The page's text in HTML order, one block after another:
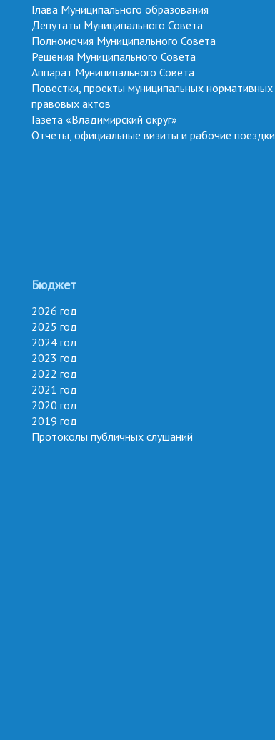
Глава Муниципального образования
Депутаты Муниципального Совета
Полномочия Муниципального Совета
Решения Муниципального Совета
Аппарат Муниципального Совета
Повестки, проекты муниципальных нормативных
правовых актов
Газета «Владимирский округ»
Отчеты, официальные визиты и рабочие поездки
Бюджет
2026 год
2025 год
2024 год
2023 год
2022 год
2021 год
2020 год
2019 год
Протоколы публичных слушаний